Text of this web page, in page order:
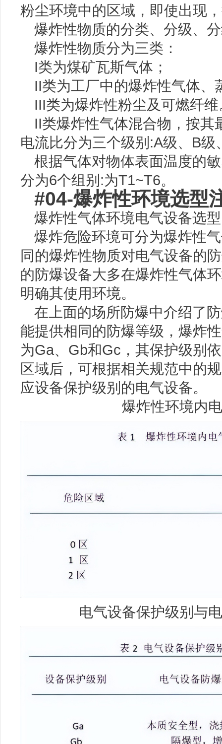
粉尘环境中的区域，即使出现
爆炸性物质的分类、分级、
爆炸性物质分为三类：
I类为煤矿瓦斯气体；
II类为工厂中的爆炸性气体、
III类为爆炸性粉尘及可燃纤维
II类爆炸性气体混合物，按
电流比分为三个级别:A级、B级
根据气体对物体表面温度的
分为6个组别:为T1~T6。
#04-爆炸性环境选型
爆炸性气体环境电气设备选型
爆炸危险环境可分为爆炸性
同的爆炸性物质对电气设备的
的防爆设备大多在爆炸性气体
明确其使用环境。
在上面的场所防爆中介绍了
能提供相同的防爆等级，爆炸
为Ga、Gb和Gc，其保护级别
区域后，可根据相关规范中的
应设备保护级别的电气设备。
爆炸性环境内
电气设备保护级别与